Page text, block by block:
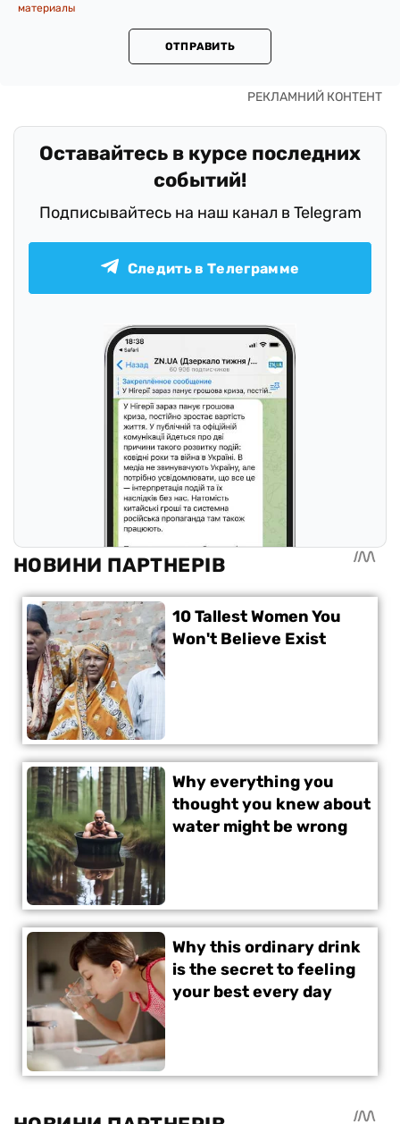
материалы
ОТПРАВИТЬ
Оставайтесь в курсе последних
событий!
Подписывайтесь на наш канал в Telegram
Следить в Телеграмме